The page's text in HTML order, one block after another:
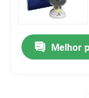
Melhor